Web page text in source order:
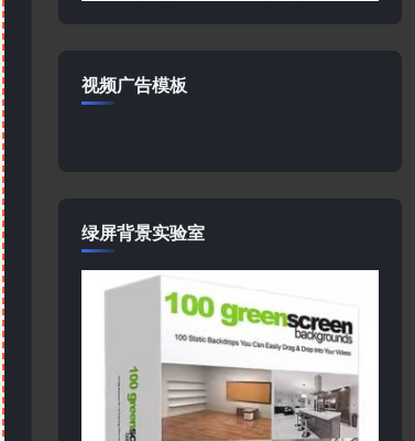
视频广告模板
绿屏背景实验室